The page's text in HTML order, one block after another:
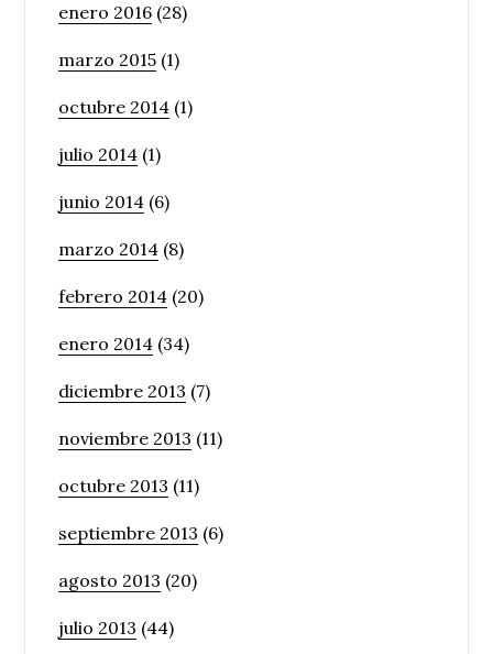
enero 2016 (28)
marzo 2015 (1)
octubre 2014 (1)
julio 2014 (1)
junio 2014 (6)
marzo 2014 (8)
febrero 2014 (20)
enero 2014 (34)
diciembre 2013 (7)
noviembre 2013 (11)
octubre 2013 (11)
septiembre 2013 (6)
agosto 2013 (20)
julio 2013 (44)